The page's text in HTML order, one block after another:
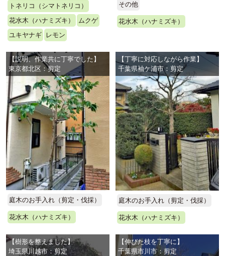
トネリコ（シマトネリコ）
花水木（ハナミズキ）
ムクゲ
ユキヤナギ
レモン
その他
花水木（ハナミズキ）
【説明、作業共に丁寧でした】
東京都北区：剪定
庭木のお手入れ（剪定・伐採）
花水木（ハナミズキ）
【丁寧に対応しながら作業】
千葉県袖ケ浦市：剪定
庭木のお手入れ（剪定・伐採）
花水木（ハナミズキ）
【樹形を整えました】
埼玉県川越市：剪定
【伸びた枝を丁寧に】
千葉県市川市：剪定